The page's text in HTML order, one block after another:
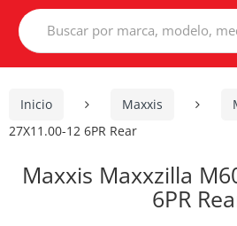
Search
for:
Inicio Maxxis
27X11.00-12 6PR Rear
Maxxis Maxxzilla
6PR